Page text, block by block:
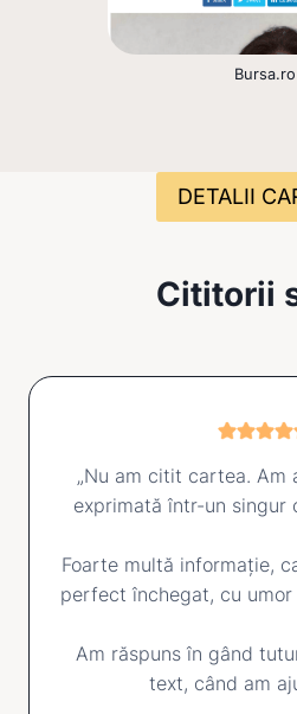
Bursa.ro
DETALII
Cititorii
„Nu am citit cartea. Am
exprimată într-un singur
Foarte multă informație,
perfect închegat, cu
Am răspuns în gând
text, când am